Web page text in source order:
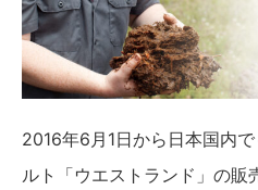
2016年6月1日から日本国内
ルト「ウエストランド」の販